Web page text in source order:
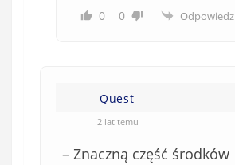
0 0 Odpowiedz
Quest
2 lat temu
– Znaczną część środków